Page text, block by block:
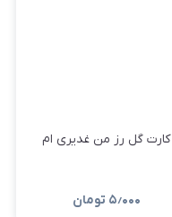
کارت گل رز من غدیری ام
۵٫۰۰۰ تومان